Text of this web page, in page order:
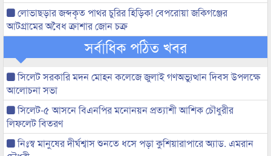
লোভাছড়ার জব্দকৃত পাথর চুরির হিড়িক! বেপরোয়া জকিগঞ্জের
আটগ্রামের অবৈধ ক্রাশার জোন চক্র
সর্বাধিক পঠিত খবর
সিলেট সরকারি মদন মোহন কলেজে জুলাই গণঅভ্যুত্থান দিবস উপলক্ষে
আলোচনা সভা
সিলেট-৫ আসনে বিএনপির মনোনয়ন প্রত্যাশী আশিক চৌধুরীর
লিফলেট বিতরণ
নিঃস্ব মানুষের দীর্ঘশ্বাস শুনতে ধসে পড়া কুশিয়ারাপারে অ্যাড. এমরান